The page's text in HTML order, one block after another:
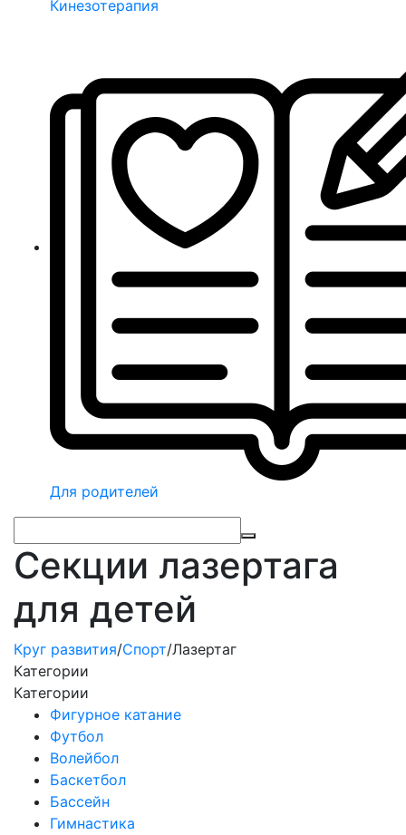
Кинезотерапия
Для родителей
Секции лазертага
для детей
Круг развития/Спорт/Лазертаг
Категории
Категории
Фигурное катание
Футбол
Волейбол
Баскетбол
Бассейн
Гимнастика